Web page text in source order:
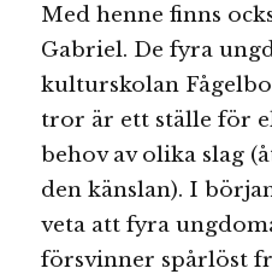
Med henne finns
Gabriel. De fyra
kulturskolan
tror är ett ställe för
behov av olika slag
den känslan). I
veta att fyra
försvinner spårlöst